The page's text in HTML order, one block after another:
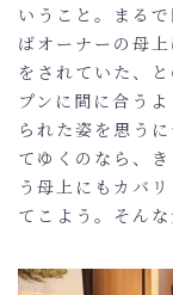
WORKS
CASE
MEDIA
NEWS
いうこと。まる
ばオーナーの母
をされていた、
プンに間に合う
られた姿を思う
てゆくのなら、
う母上にもカバ
てこよう。そん